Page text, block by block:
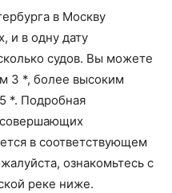
в Москву
и в одну дату
судов. Вы можете
3 *, более высоким
*. Подробная
совершающих
в соответствующем
ознакомьтесь с
реке ниже.